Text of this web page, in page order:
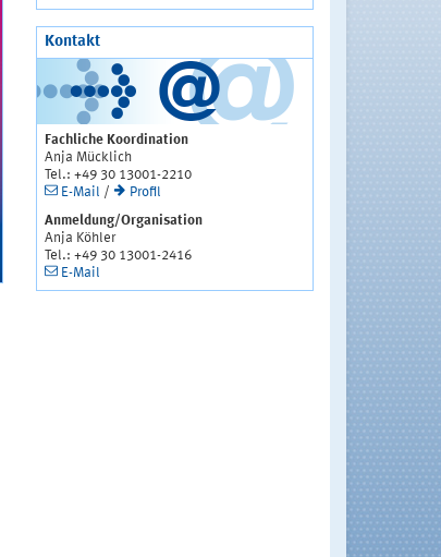
Kontakt
Fachliche Koordination
Anja Mücklich
Tel.: +49 30 13001-2210
E-Mail /
Profil
Anmeldung/Organisation
Anja Köhler
Tel.: +49 30 13001-2416
E-Mail